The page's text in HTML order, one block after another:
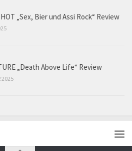
„Sex, Bier und Assi Rock“ Review
„Death Above Life“ Review
2025